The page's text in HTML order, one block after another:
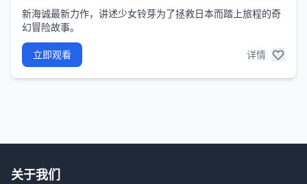
新海诚最新力作，讲述少女铃芽为了拯救日本而踏上旅程的奇
幻冒险故事。
立即观看 详情
关于我们